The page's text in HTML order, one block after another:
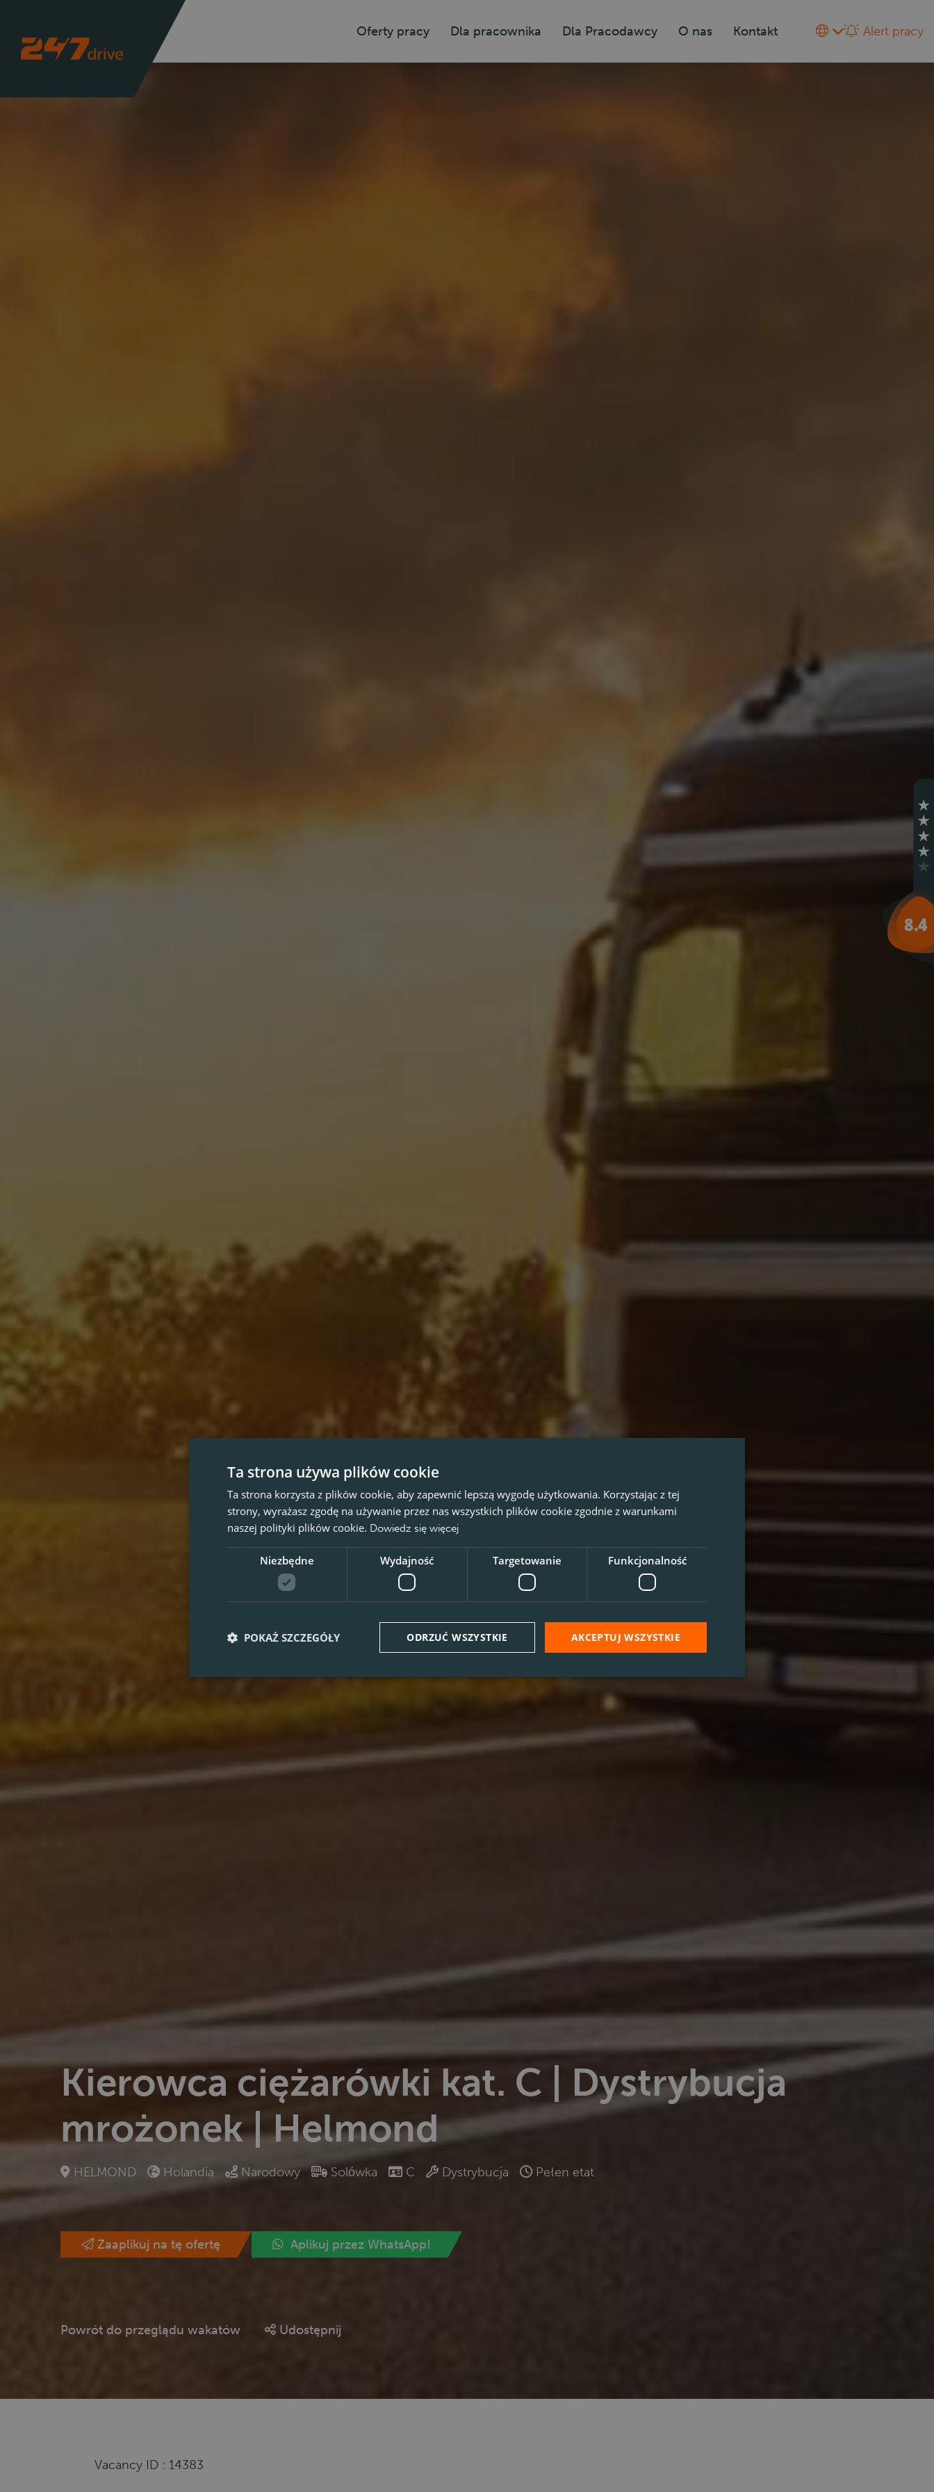
Oferty pracy Dla pracownika Dla Pracodawcy O nas Kontakt Alert pracy
Kierowca ciężarówki kat. C | Dystrybucja
mrożonek | Helmond
HELMOND Holandia Narodowy Solόwka C Dystrybucja Pełen etat
Zaaplikuj na tę ofertę Aplikuj przez WhatsApp!
Powrót do przeglądu wakatów Udostępnij
Vacancy ID : 14383
Ta strona używa plików cookie
Ta strona korzysta z plików cookie, aby zapewnić lepszą wygodę użytkowania. Korzystając z tej
strony, wyrażasz zgodę na używanie przez nas wszystkich plików cookie zgodnie z warunkami
naszej polityki plików cookie. Dowiedz się więcej
Niezbędne Wydajność Targetowanie Funkcjonalność
AKCEPTUJ WSZYSTKIE
ODRZUĆ WSZYSTKIE
POKAŻ SZCZEGÓŁY